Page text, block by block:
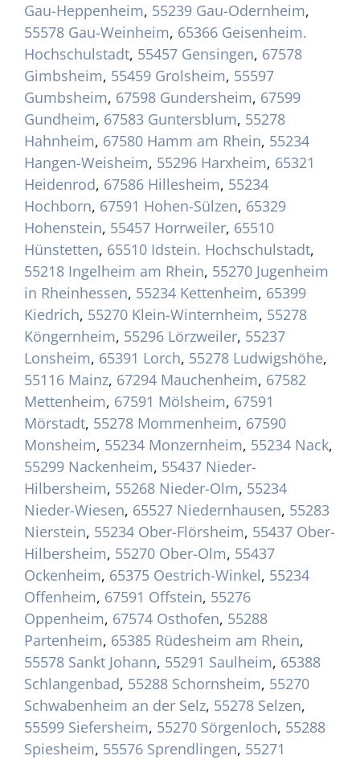
Gau-Heppenheim, 55239 Gau-Odernheim,
55578 Gau-Weinheim, 65366 Geisenheim.
Hochschulstadt, 55457 Gensingen, 67578
Gimbsheim, 55459 Grolsheim, 55597
Gumbsheim, 67598 Gundersheim, 67599
Gundheim, 67583 Guntersblum, 55278
Hahnheim, 67580 Hamm am Rhein, 55234
Hangen-Weisheim, 55296 Harxheim, 65321
Heidenrod, 67586 Hillesheim, 55234
Hochborn, 67591 Hohen-Sülzen, 65329
Hohenstein, 55457 Horrweiler, 65510
Hünstetten, 65510 Idstein. Hochschulstadt,
55218 Ingelheim am Rhein, 55270 Jugenheim
in Rheinhessen, 55234 Kettenheim, 65399
Kiedrich, 55270 Klein-Winternheim, 55278
Köngernheim, 55296 Lörzweiler, 55237
Lonsheim, 65391 Lorch, 55278 Ludwigshöhe,
55116 Mainz, 67294 Mauchenheim, 67582
Mettenheim, 67591 Mölsheim, 67591
Mörstadt, 55278 Mommenheim, 67590
Monsheim, 55234 Monzernheim, 55234 Nack,
55299 Nackenheim, 55437 Nieder-
Hilbersheim, 55268 Nieder-Olm, 55234
Nieder-Wiesen, 65527 Niedernhausen, 55283
Nierstein, 55234 Ober-Flörsheim, 55437 Ober-
Hilbersheim, 55270 Ober-Olm, 55437
Ockenheim, 65375 Oestrich-Winkel, 55234
Offenheim, 67591 Offstein, 55276
Oppenheim, 67574 Osthofen, 55288
Partenheim, 65385 Rüdesheim am Rhein,
55578 Sankt Johann, 55291 Saulheim, 65388
Schlangenbad, 55288 Schornsheim, 55270
Schwabenheim an der Selz, 55278 Selzen,
55599 Siefersheim, 55270 Sörgenloch, 55288
Spiesheim, 55576 Sprendlingen, 55271